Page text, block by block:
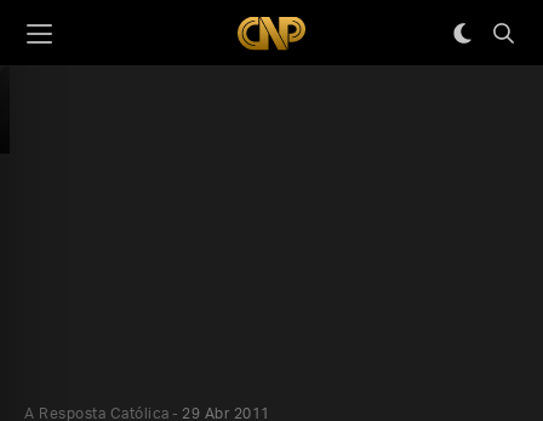
A Resposta Católica 29 Abr 2011